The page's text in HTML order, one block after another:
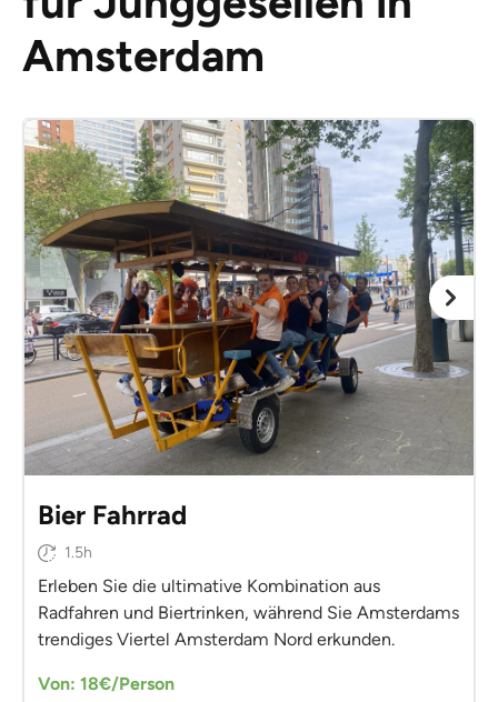
Amsterdam
Bier Fahrrad
1.5h
Erleben Sie die ultimative Kombination aus
Radfahren und Biertrinken, während Sie Amsterdams
trendiges Viertel Amsterdam Nord erkunden.
Von: 18€/Person